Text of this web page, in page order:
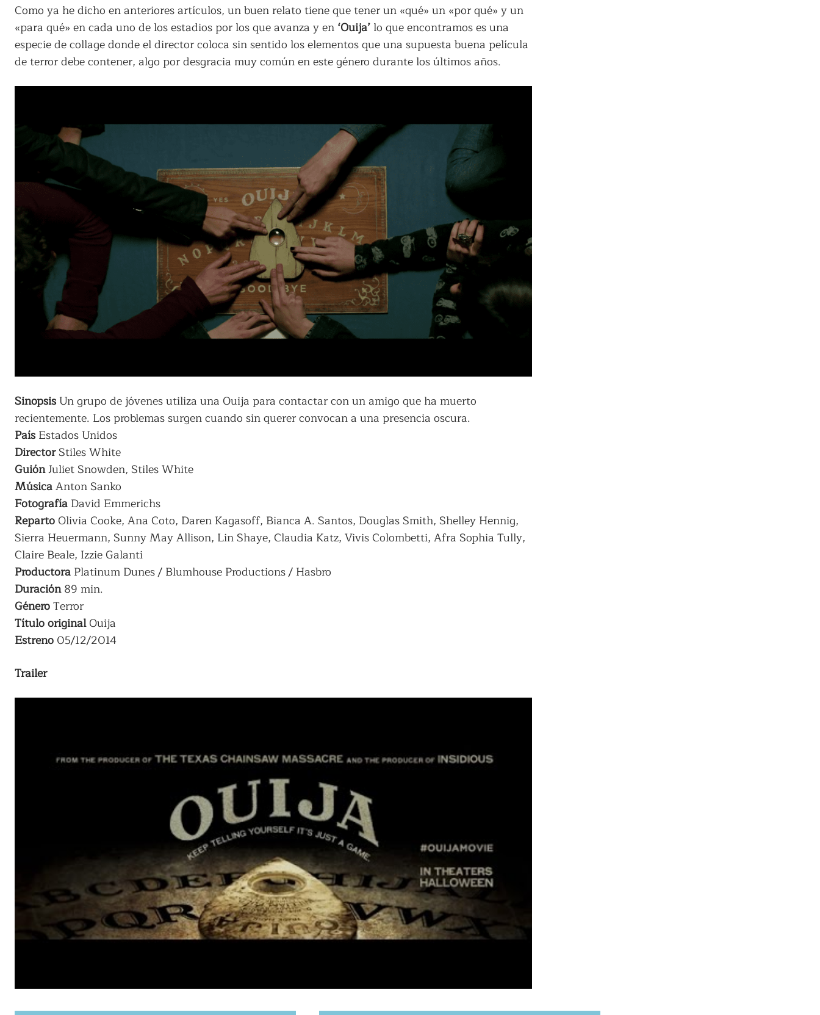
Como ya he dicho en anteriores artículos, un buen relato tiene que tener un «qué» un «por qué» y un
«para qué» en cada uno de los estadios por los que avanza y en ‘Ouija’ lo que encontramos es una
especie de collage donde el director coloca sin sentido los elementos que una supuesta buena película
de terror debe contener, algo por desgracia muy común en este género durante los últimos años.
Sinopsis Un grupo de jóvenes utiliza una Ouija para contactar con un amigo que ha muerto
recientemente. Los problemas surgen cuando sin querer convocan a una presencia oscura.
País Estados Unidos
DirectorStiles White
GuiónJuliet Snowden, Stiles White
MúsicaAnton Sanko
Fotografía David Emmerichs
Reparto Olivia Cooke, Ana Coto, Daren Kagasoff, Bianca A. Santos, Douglas Smith, Shelley Hennig,
Sierra Heuermann, Sunny May Allison, Lin Shaye, Claudia Katz, Vivis Colombetti, Afra Sophia Tully,
Claire Beale, Izzie Galanti
Productora Platinum Dunes / Blumhouse Productions / Hasbro
Duración89 min.
GéneroTerror
TítulooriginalOuija
Estreno 05/12/2014
Trailer